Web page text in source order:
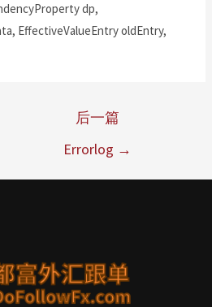
dp,
EffectiveValueEntry oldEntry,
后一篇
Errorlog →